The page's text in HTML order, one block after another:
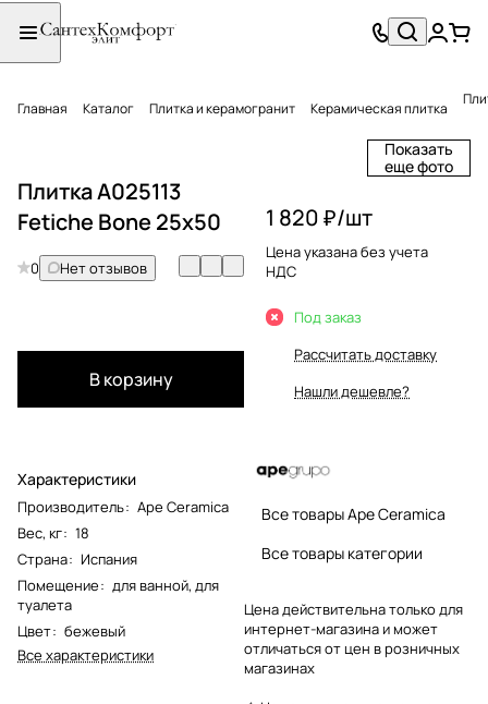
Главная Каталог Плитка и керамогранит Керамическая плитка
Показать
еще фото
Плитка A025113
Fetiche Bone 25x50
0 Нет отзывов
В корзину
Характеристики
Производитель: Ape Ceramica
Вес, кг: 18
Страна: Испания
Помещение: для ванной, для
туалета
Цвет: бежевый
Все характеристики
1 820 ₽/шт
Цена указана без учета
НДС
Под заказ
Рассчитать доставку
Нашли дешевле?
Все товары Ape Ceramica
Все товары категории
Цена действительна только для
интернет-магазина и может
отличаться от цен в розничных
магазинах